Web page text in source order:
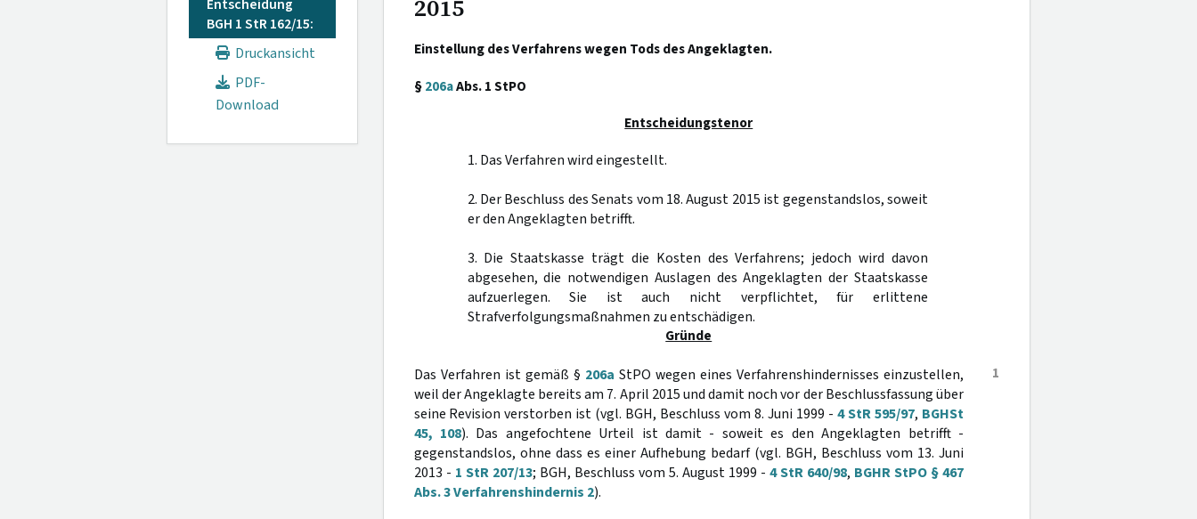
Entscheidung
BGH 1 StR 162/15:
Druckansicht
PDF-
Download
2015
Einstellung des Verfahrens wegen Tods des Angeklagten.
§206aAbs. 1 StPO
Entscheidungstenor
1. Das Verfahren wird eingestellt.
2. Der Beschluss des Senats vom 18. August 2015 ist gegenstandslos, soweit
er den Angeklagten betrifft.
3. Die Staatskasse trägt die Kosten des Verfahrens; jedoch wird davon
abgesehen, die notwendigen Auslagen des Angeklagten der Staatskasse
aufzuerlegen. Sie ist auch nicht verpflichtet, für erlittene
Strafverfolgungsmaßnahmen zu entschädigen.
Gründe
1
Das Verfahren ist gemäß § 206a StPO wegen eines Verfahrenshindernisses einzustellen,
weil der Angeklagte bereits am 7. April 2015 und damit noch vor der Beschlussfassung über
seine Revision verstorben ist (vgl. BGH, Beschluss vom 8. Juni 1999 -4 StR 595/97, BGHSt
45, 108). Das angefochtene Urteil ist damit - soweit es den Angeklagten betrifft -
gegenstandslos, ohne dass es einer Aufhebung bedarf (vgl. BGH, Beschluss vom 13. Juni
2013 - 1 StR 207/13; BGH, Beschluss vom 5. August 1999 - 4 StR 640/98, BGHR StPO § 467
Abs. 3 Verfahrenshindernis 2).